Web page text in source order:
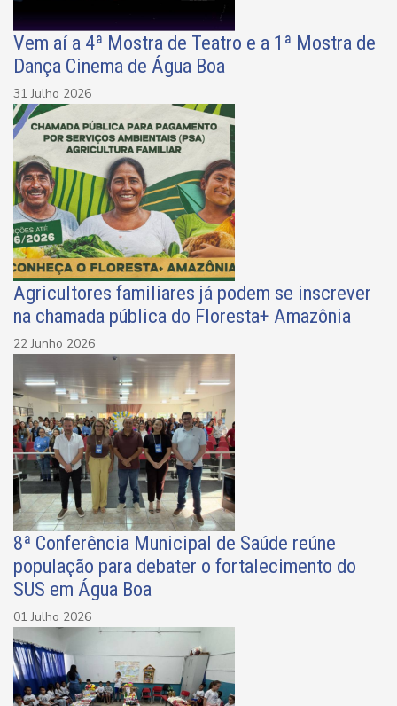
Vem aí a 4ª Mostra de Teatro e a 1ª Mostra de
Dança Cinema de Água Boa
31 Julho 2026
Agricultores familiares já podem se inscrever
na chamada pública do Floresta+ Amazônia
22 Junho 2026
8ª Conferência Municipal de Saúde reúne
população para debater o fortalecimento do
SUS em Água Boa
01 Julho 2026